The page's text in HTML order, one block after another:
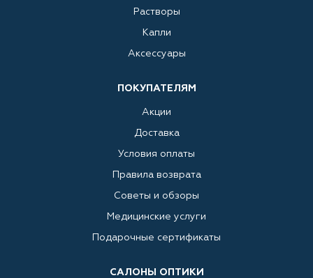
Растворы
Капли
Аксессуары
ПОКУПАТЕЛЯМ
Акции
Доставка
Условия оплаты
Правила возврата
Советы и обзоры
Медицинские услуги
Подарочные сертификаты
САЛОНЫ ОПТИКИ